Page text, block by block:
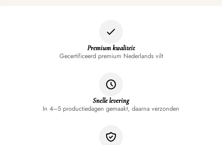
Premium kwaliteit
Gecertificeerd premium Nederlands vilt
Snelle levering
In 4–5 productiedagen gemaakt, daarna verzonden